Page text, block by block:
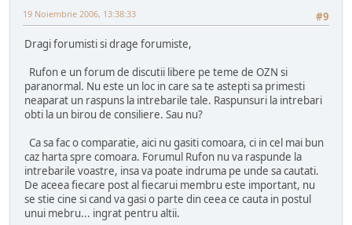
#9
19 Noiembrie 2006, 13:38:33
Dragi forumisti si drage forumiste,
Rufon e un forum de discutii libere pe teme de OZN si
paranormal. Nu este un loc in care sa te astepti sa primesti
neaparat un raspuns la intrebarile tale. Raspunsuri la intrebari
obti la un birou de consiliere. Sau nu?
Ca sa fac o comparatie, aici nu gasiti comoara, ci in cel mai bun
caz harta spre comoara. Forumul Rufon nu va raspunde la
intrebarile voastre, insa va poate indruma pe unde sa cautati.
De aceea fiecare post al fiecarui membru este important, nu
se stie cine si cand va gasi o parte din ceea ce cauta in postul
unui mebru... ingrat pentru altii.